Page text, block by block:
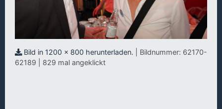
Bild in 1200 x 800 herunterladen.
| Bildnummer: 62170-
62189 | 829 mal angeklickt